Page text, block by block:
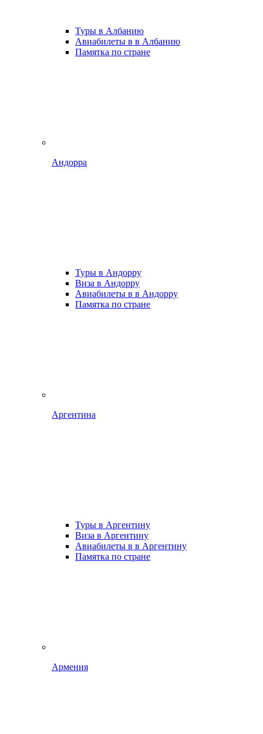
Туры в Албанию
Авиабилеты в в Албанию
Памятка по стране
Андорра
Туры в Андорру
Виза в Андорру
Авиабилеты в в Андорру
Памятка по стране
Аргентина
Туры в Аргентину
Виза в Аргентину
Авиабилеты в в Аргентину
Памятка по стране
Армения